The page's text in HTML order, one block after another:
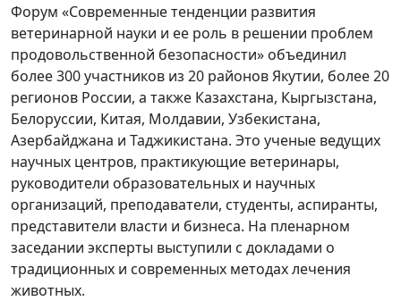
Форум «Современные тенденции развития
ветеринарной науки и ее роль в решении проблем
продовольственной безопасности» объединил
более 300 участников из 20 районов Якутии, более 20
регионов России, а также Казахстана, Кыргызстана,
Белоруссии, Китая, Молдавии, Узбекистана,
Азербайджана и Таджикистана. Это ученые ведущих
научных центров, практикующие ветеринары,
руководители образовательных и научных
организаций, преподаватели, студенты, аспиранты,
представители власти и бизнеса. На пленарном
заседании эксперты выступили с докладами о
традиционных и современных методах лечения
животных.